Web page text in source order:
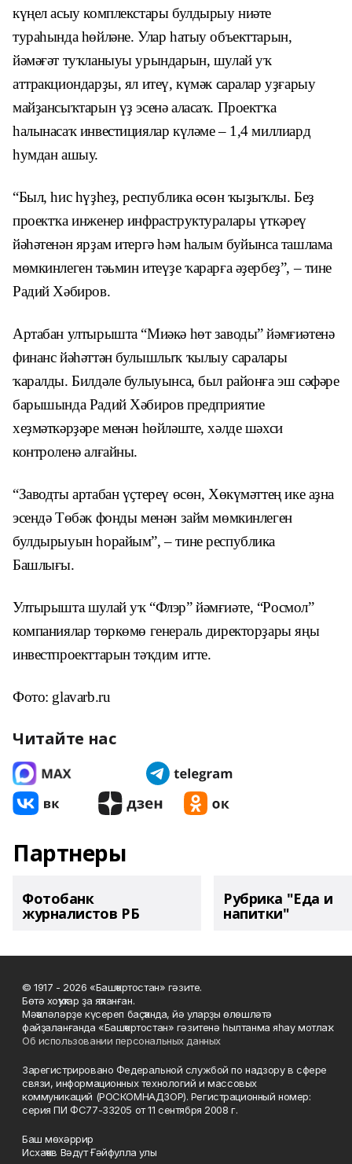
күңел асыу комплекстары булдырыу ниәте
тураһында һөйләне. Улар һатыу объекттарын,
йәмәғәт туҡланыуы урындарын, шулай уҡ
аттракциондарҙы, ял итеү, күмәк саралар уҙғарыу
майҙансыҡтарын үҙ эсенә аласаҡ. Проектҡа
һалынасаҡ инвестициялар күләме – 1,4 миллиард
һумдан ашыу.
“Был, һис һүҙһеҙ, республика өсөн ҡыҙыҡлы. Беҙ
проектҡа инженер инфраструктуралары үткәреү
йәһәтенән ярҙам итергә һәм һалым буйынса ташлама
мөмкинлеген тәьмин итеүҙе ҡарарға әҙербеҙ”, – тине
Радий Хәбиров.
Артабан ултырышта “Миәкә һөт заводы” йәмғиәтенә
финанс йәһәттән булышлыҡ ҡылыу саралары
ҡаралды. Билдәле булыуынса, был районға эш сәфәре
барышында Радий Хәбиров предприятие
хеҙмәткәрҙәре менән һөйләште, хәлде шәхси
контроленә алғайны.
“Заводты артабан үҫтереү өсөн, Хөкүмәттең ике аҙна
эсендә Төбәк фонды менән займ мөмкинлеген
булдырыуын һорайым”, – тине республика
Башлығы.
Ултырышта шулай уҡ “Флэр” йәмғиәте, “Росмол”
компаниялар төркөмө генераль директорҙары яңы
инвестпроекттарын тәҡдим итте.
Фото: glavarb.ru
Читайте нас
Партнеры
Фотобанк
журналистов РБ
Рубрика "Еда и
напитки"
© 1917 - 2026 «Башҡортостан» гәзите.
Бөтә хоҡуҡтар ҙа яҡланған.
Мәҡәләләрҙе күсереп баҫҡанда, йә уларҙы өлөшләтә
файҙаланғанда «Башҡортостан» гәзитенә һылтанма яһау мотлаҡ.
Об использовании персональных данных
Зарегистрировано Федеральной службой по надзору в сфере
связи, информационных технологий и массовых
коммуникаций (РОСКОМНАДЗОР). Регистрационный номер:
серия ПИ ФС77-33205 от 11 сентября 2008 г.
Баш мөхәррир
Исхаҡов Вәдүт Ғәйфулла улы